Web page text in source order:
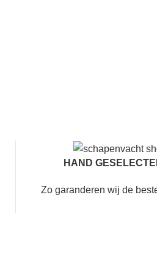
HAND
Zo garanderen wij de